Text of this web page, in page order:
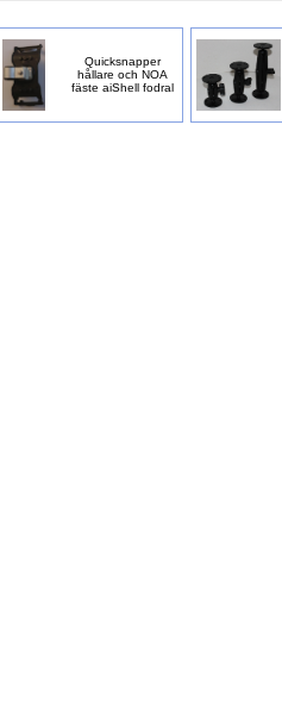
Quicksnapper
hållare och NOA
fäste aiShell fodral